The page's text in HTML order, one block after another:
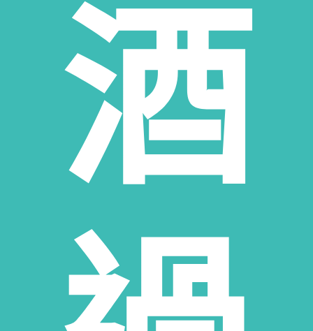
高麗人蔘/中藥材收購 |金門高粱酒收購 |龍銀古幣收購
寶/名錶/翡翠收購| 名家字畫收購 雞血石/壽山石收購
收購品項 │收購知識庫 線上客服│
中心│
老酒仙洋酒收購中心
雲林收購專線：
0974306620 易店長｜門市電話：
雲林門市地址：雲林縣虎尾鎮大成五街21號
購、雲林縣土庫鄉老酒收購、雲林縣褒忠鄉老酒收購、雲林縣東勢鄉老酒收購、
雲林縣臺西鄉老酒收購、雲林縣崙背鄉老酒收購、雲林縣麥寮鄉老酒收購、雲林
縣斗六市老酒收購、雲林縣林內鄉老酒收購、雲林縣古坑鄉老酒收購、雲林縣荊
桐鄉老酒收購、雲林縣西螺鎮老酒收購、雲林縣二崙鄉老酒收購、雲林縣北港鎮
老酒收購、雲林縣水林鄉老酒收購、雲林縣口湖鄉老酒收購、雲林縣四湖鄉老酒
收購、雲林縣元長鄉老酒收購
酒